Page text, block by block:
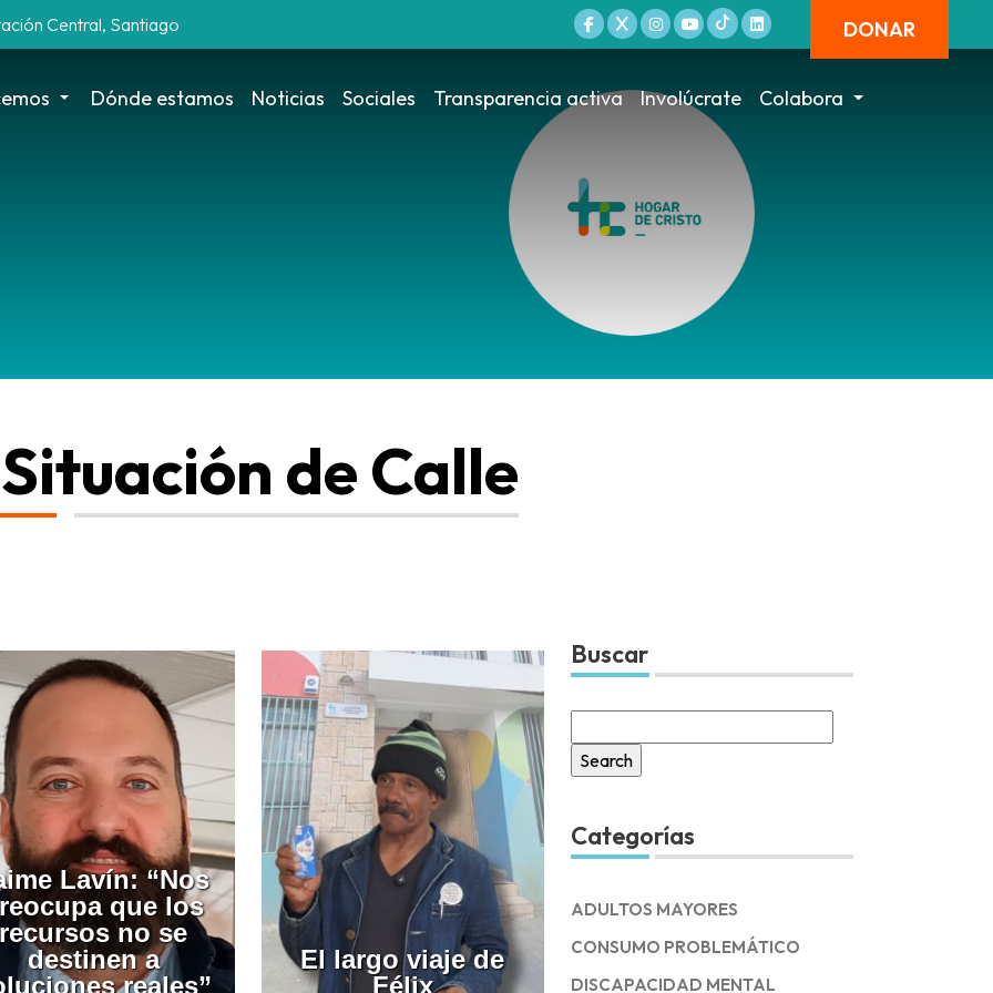
Central, Santiago DONAR
Dónde estamos Noticias Sociales Transparencia activa Involúcrate Colabora
de Calle
Lavín: “Nos
que los
recursos no se
destinen a
reales”
El largo viaje de
Félix
Buscar
for:
Categorías
ADULTOS MAYORES
CONSUMO PROBLEMÁTICO
DISCAPACIDAD MENTAL